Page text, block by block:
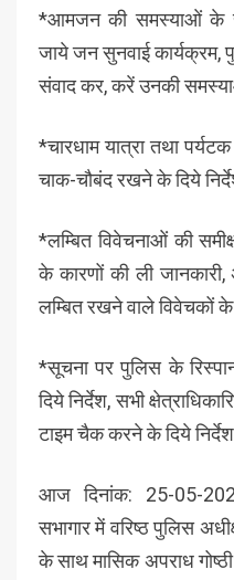
*आमजन की समस्याओं के
जाये जन सुनवाई कार्यक्रम,
संवाद कर, करें उनकी
*चारधाम यात्रा तथा
चाक-चौबंद रखने के दिये
*लम्बित विवेचनाओं की
के कारणों की ली
लम्बित रखने वाले विवेचकों के
*सूचना पर पुलिस के
दिये निर्देश, सभी
टाइम चैक करने के दिये
आज दिनांक: 25-05-
सभागार में वरिष्ठ पुलिस
के साथ मासिक अपराध